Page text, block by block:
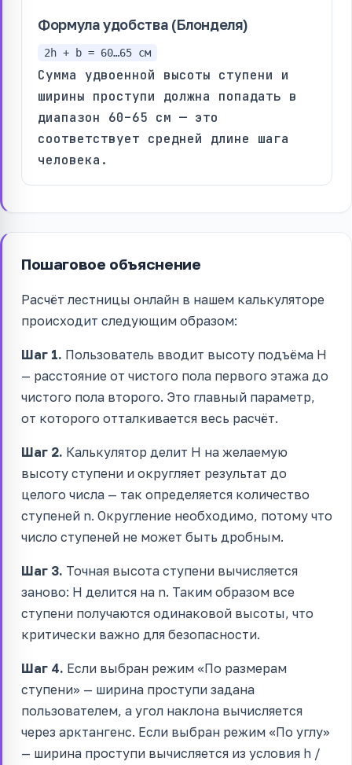
Формула удобства (Блонделя)
2h + b = 60…65 см
Сумма удвоенной высоты ступени и
ширины проступи должна попадать в
диапазон 60–65 см — это
соответствует средней длине шага
человека.
Пошаговое объяснение
Расчёт лестницы онлайн в нашем калькуляторе
происходит следующим образом:
Шаг 1. Пользователь вводит высоту подъёма H
— расстояние от чистого пола первого этажа до
чистого пола второго. Это главный параметр,
от которого отталкивается весь расчёт.
Шаг 2. Калькулятор делит H на желаемую
высоту ступени и округляет результат до
целого числа — так определяется количество
ступеней n. Округление необходимо, потому что
число ступеней не может быть дробным.
Шаг 3. Точная высота ступени вычисляется
заново: H делится на n. Таким образом все
ступени получаются одинаковой высоты, что
критически важно для безопасности.
Шаг 4. Если выбран режим «По размерам
ступени» — ширина проступи задана
пользователем, а угол наклона вычисляется
через арктангенс. Если выбран режим «По углу»
— ширина проступи вычисляется из условия h /